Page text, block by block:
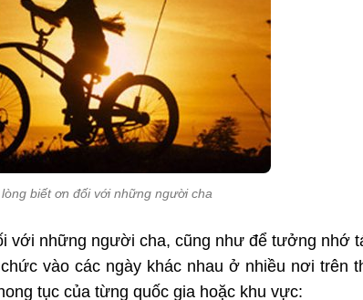
biết ơn đối với những người cha
với những người cha, cũng như để tưởng nhớ
vào các ngày khác nhau ở nhiều nơi trên
tục của từng quốc gia hoặc khu vực: